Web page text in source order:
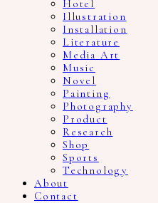
Hotel
Illustration
Installation
Literature
Media Art
Music
Novel
Painting
Photography
Product
Research
Shop
Sports
Technology
About
Contact